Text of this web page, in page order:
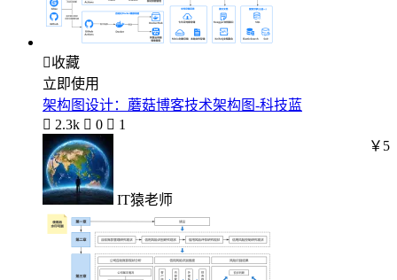
收藏
立即使用
架构图设计：蘑菇博客技术架构图-科技蓝
 2.3k  0  1
IT猿老师
￥5